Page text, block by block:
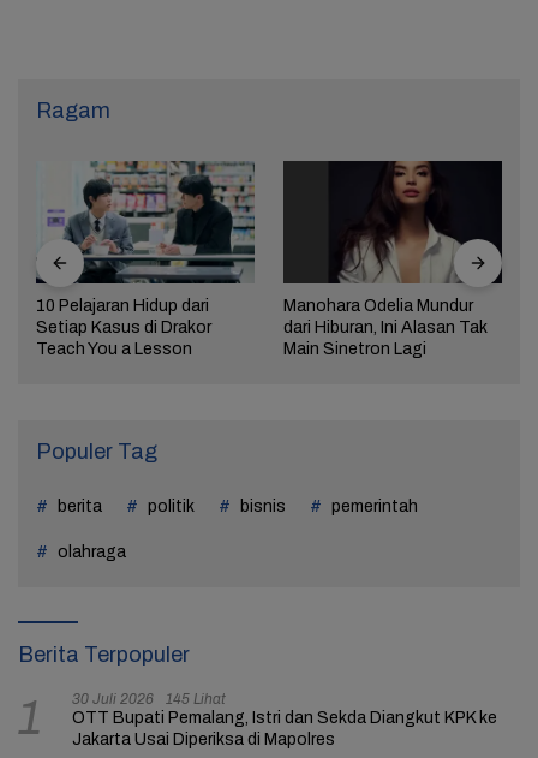
Ragam
10 Pelajaran Hidup dari
Setiap Kasus di Drakor
Teach You a Lesson
Manohara Odelia Mundur
dari Hiburan, Ini Alasan Tak
Main Sinetron Lagi
Populer Tag
berita politik bisnis pemerintah
olahraga
Berita Terpopuler
1 30 Juli 2026 145 Lihat
OTT Bupati Pemalang, Istri dan Sekda Diangkut KPK ke
Jakarta Usai Diperiksa di Mapolres